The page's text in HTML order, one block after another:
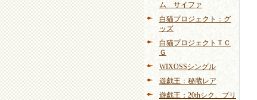
ム サイファ
白猫プロジェクト：グ
ッズ
白猫プロジェクトＴＣ
Ｇ
WIXOSSシングル
遊戯王：秘蔵レア
遊戯王：20thシク、プリ